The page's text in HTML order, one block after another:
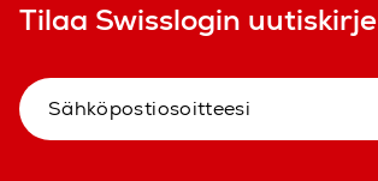
Tilaa Swisslogin uutiskirje